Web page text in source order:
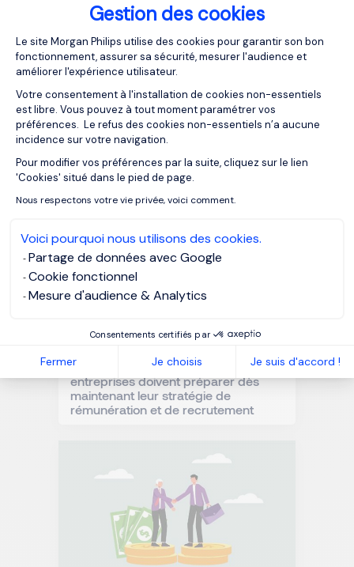
Gestion des cookies
Plateforme de Gestion du
Le site Morgan Philips utilise des cookies pour garantir son bon
fonctionnement, assurer sa sécurité, mesurer l'audience et
améliorer l'expérience utilisateur.
Votre consentement à l'installation de cookies non-essentiels
est libre. Vous pouvez à tout moment paramétrer vos
préférences. Le refus des cookies non-essentiels n’a aucune
incidence sur votre navigation.
Pour modifier vos préférences par la suite, cliquez sur le lien
'Cookies' situé dans le pied de page.
Nous respectons votre vie privée, voici comment.
Voici pourquoi nous utilisons des cookies.
Partage de données avec Google
Cookie fonctionnel
Mesure d'audience & Analytics
Consentements certifiés par
Fermer Je choisis Je suis d'accord !
Axeptio consent
Articles
Cabinet de recrutement à Paris :
trouver le meilleur talent pour votre
entreprise
Articles 26/03/2026
Transparence salariale : pourquoi les
entreprises doivent préparer dès
maintenant leur stratégie de
rémunération et de recrutement